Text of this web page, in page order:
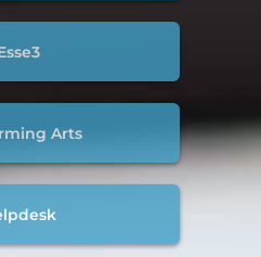
Arts